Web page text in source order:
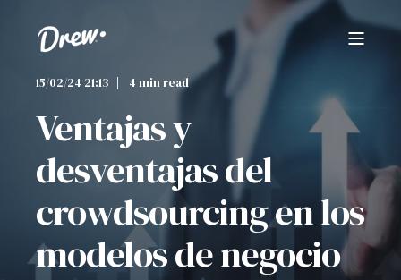
15/02/24 21:13 4 min read
Ventajas y
desventajas del
crowdsourcing en los
modelos de negocio